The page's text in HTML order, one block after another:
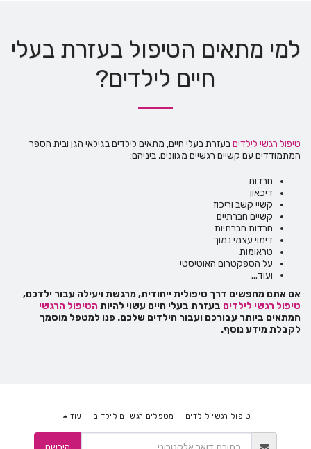
למי מתאים הטיפול בעזרת בעלי
חיים לילדים?
טיפול רגשי לילדיםבעזרת בעלי חיים, מתאים לילדים בגילאי הגן ובית הספר
המתמודדים עם קשיים רגשיים מגוונים, ביניהם:
חרדות
דיכאון
קשיי קשב וריכוז
קשיים חברתיים
חרדות חברתיות
דימוי עצמי נמוך
טראומות
על הספקטרום האוטיסטי
ועוד...
אם אתם מחפשים דרך טיפולית ייחודית, מרגשת ויעילה עבור ילדכם,
טיפול רגשי לילדיםבעזרת בעלי חיים עשוי להיותהטיפול הרגשי
המתאים ביותר עבורכם ועבור הילדים שלכם. פנו למטפל מוסמך
לקבלת מידע נוסף.
טיפול רגשי לילדים מטפלים רגשיים לילדים עוד